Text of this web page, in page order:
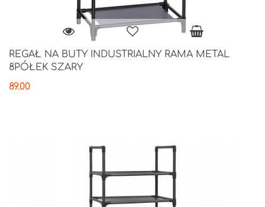
REGAŁ NA BUTY INDUSTRIALNY RAMA METAL
8PÓŁEK SZARY
89.00